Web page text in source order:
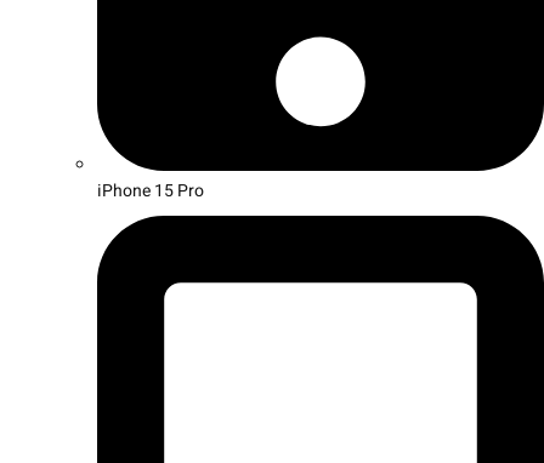
iPhone 15 Pro